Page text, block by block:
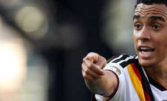
للمحترفين
أوروبا
إفريقيا
دوري أبطال أوروبا
القسم الثاني
رياضات أخرى